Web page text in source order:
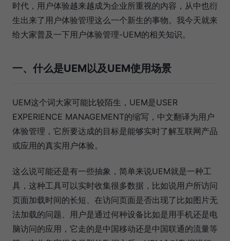
时代，用户体验越来越成为企业所重视的内容，从中也衍
生出来了用户体验管理这么一个新生的事物。我今天就来
给大家普及一下用户体验管理-UEM的相关知识。
一、什么是UEM以及UEM使用场景
UEM这个词大家可能比较陌生，UEM是USER
EXPERIENCE MANAGEMENT的缩写，中文翻译为用户
体验管理，它所要达成的目标是能够实时了解互联网产品
或应用的真实用户体验。
这么说可能还是有一些抽象，简单来说UEM就是一种工
具，这种工具可以实时收集很多数据，比如说用户所访问
页面加载时间的长短、在访问页面是否出现了比如图片无
法加载的问题、用户是通过何种设备比如是用手机还是电
脑访问的应用，它走的是中国移动还是中国联通的流量等